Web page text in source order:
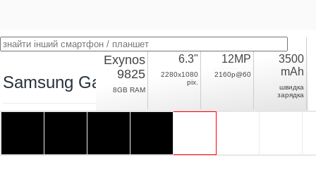
Samsung Galaxy Note10 Exynos
Exynos
9825
8GB RAM
6.3"
2280x1080
pix.
12MP
2160p@60
3500
mAh
швидка
зарядка